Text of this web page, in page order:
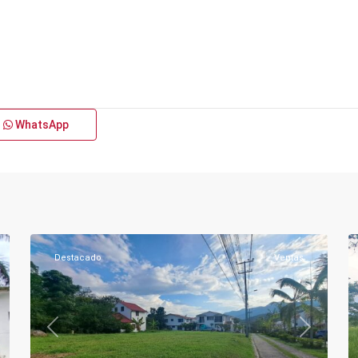
WhatsApp
Previous Next
Destacado Ventas